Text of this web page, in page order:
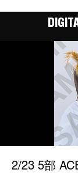
2/23 5部